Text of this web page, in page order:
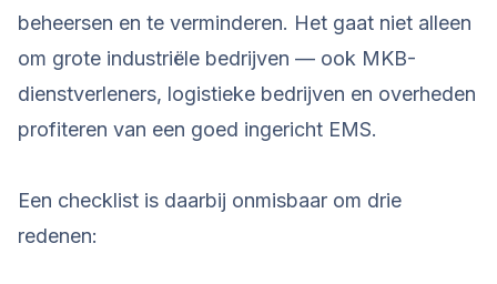
beheersen en te verminderen. Het gaat niet alleen
om grote industriële bedrijven — ook MKB-
dienstverleners, logistieke bedrijven en overheden
profiteren van een goed ingericht EMS.
Een checklist is daarbij onmisbaar om drie
redenen: